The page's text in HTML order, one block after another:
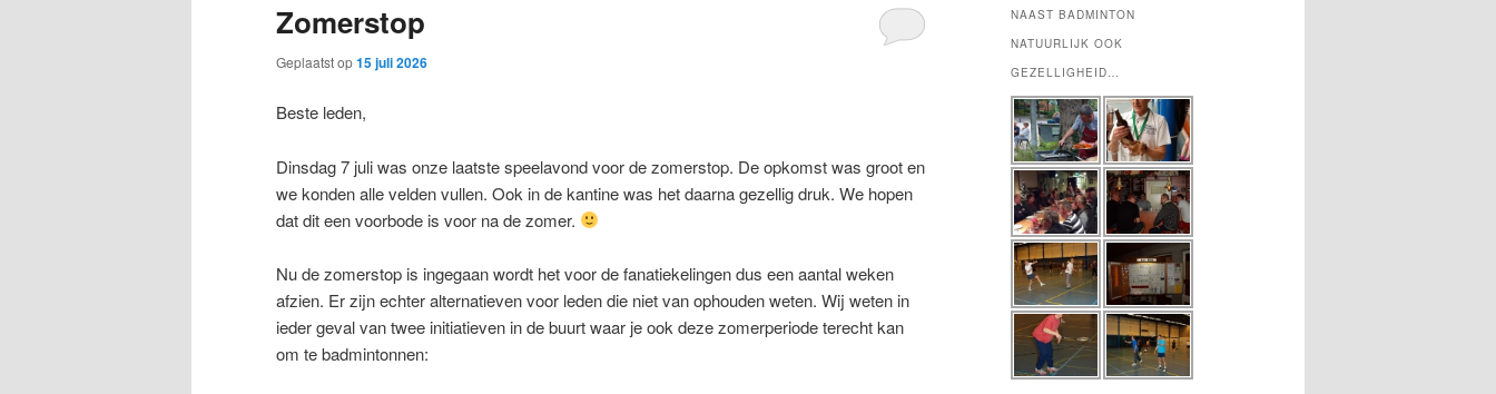
Zomerstop
Geplaatst op15 juli 2026
Beste leden,
Dinsdag 7 juli was onze laatste speelavond voor de zomerstop. De opkomst was groot en
we konden alle velden vullen. Ook in de kantine was het daarna gezellig druk. We hopen
dat dit een voorbode is voor na de zomer.
Nu de zomerstop is ingegaan wordt het voor de fanatiekelingen dus een aantal weken
afzien. Er zijn echter alternatieven voor leden die niet van ophouden weten. Wij weten in
ieder geval van twee initiatieven in de buurt waar je ook deze zomerperiode terecht kan
om te badmintonnen:
NAAST BADMINTON
NATUURLIJK OOK
GEZELLIGHEID…